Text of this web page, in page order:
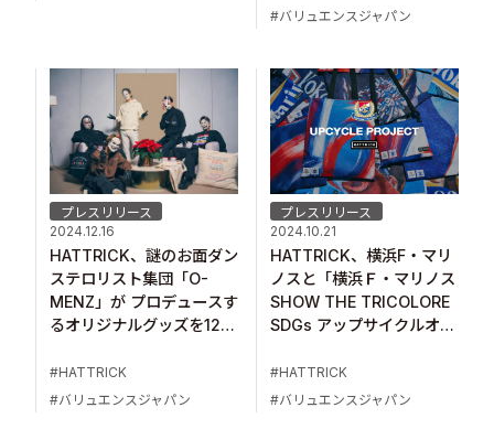
バリュエンスジャパン
プレスリリース
2024.12.16
HATTRICK、謎のお面ダン
ステロリスト集団「O-
MENZ」が プロデュースす
るオリジナルグッズを12月
HATTRICK
バリュエンスジャパン
プレスリリース
2024.10.21
HATTRICK、横浜F・マリ
ノスと「横浜Ｆ・マリノス
SHOW THE TRICOLORE
SDGs アップサイクルオー
HATTRICK
バリュエンスジャパン